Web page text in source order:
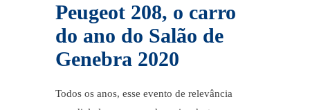
Peugeot 208, o carro
do ano do Salão de
Genebra 2020
Todos os anos, esse evento de relevância